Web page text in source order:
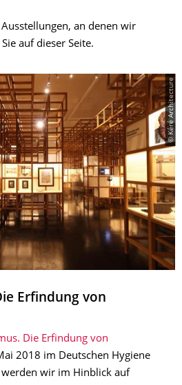
an denen wir
auf dieser Seite.
© Kéré Architecture
Erfindung von
Die Erfindung von
2018 im Deutschen Hygiene
wir im Hinblick auf